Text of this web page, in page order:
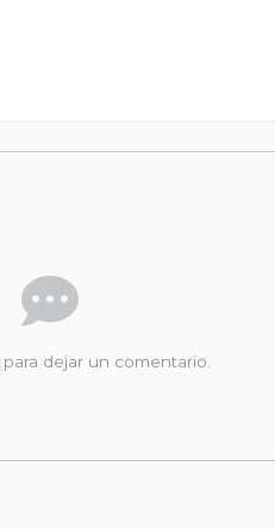
para dejar un comentario.